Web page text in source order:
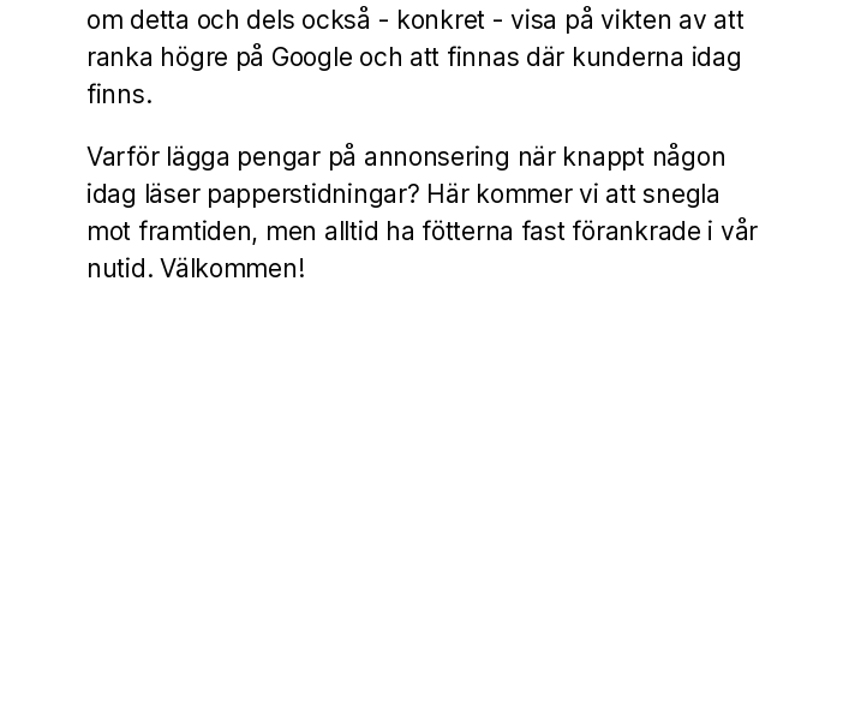
om detta och dels också - konkret - visa på vikten av att
ranka högre på Google och att finnas där kunderna idag
finns.
Varför lägga pengar på annonsering när knappt någon
idag läser papperstidningar? Här kommer vi att snegla
mot framtiden, men alltid ha fötterna fast förankrade i vår
nutid. Välkommen!